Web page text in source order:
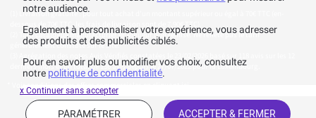
Livraison gratuite : pour tout achat d'un montant supérieur ou égal à 70€ TTC (en-
dessous de 70€ TTC, les frais de livraison sont de 7,90€ TTC).
Tarif catalogue manufacturier en vigueur non remisé. Ne reflète pas le tarif
généralement constaté sur le site.
Agrégation des notes Avis Vérifiés constatées le 23/02/2026 basé sur 118 avis sur les 12
derniers mois et un total de 136 avis depuis le 27/07/2022 pour la Luxembourg.
* Voir conditions des offres commerciales en
notre audience.
Egalement à personnaliser votre expérience, vous adresser
des produits et des publicités ciblés.
Pour en savoir plus ou modifier vos choix, consultez
notre politique de confidentialité.
ACCEPTER & FERMER
PARAMÉTRER
x Continuer sans accepter